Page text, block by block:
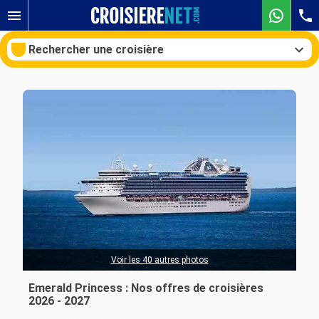
Rechercher une croisière
Ports Compagnies
Rechercher
Emerald Princess : Nos offres de croisières
2026 - 2027
Voir les 40 autres photos